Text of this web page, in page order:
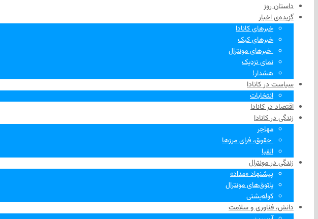
داستان روز
گزیده‌ی‌ اخبار
خبرهای کانادا
خبرهای کبک
‌ خبرهای مونترال
نمای نزدیک
هشدار!
سیاست در کانادا
انتخابات
اقتصاد در کانادا
زندگی در کانادا
مهاجر
‌ حقوق، فرای مرزها
الفبا
زندگی در مونترال
پیشنهاد «مداد»
پاتوق‌های مونترال
کوله‌پشتی
دانش، فناوری و سلامت